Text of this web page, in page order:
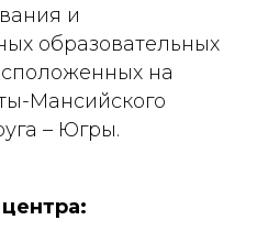
и
образовательных
на
Мансийского
– Югры.